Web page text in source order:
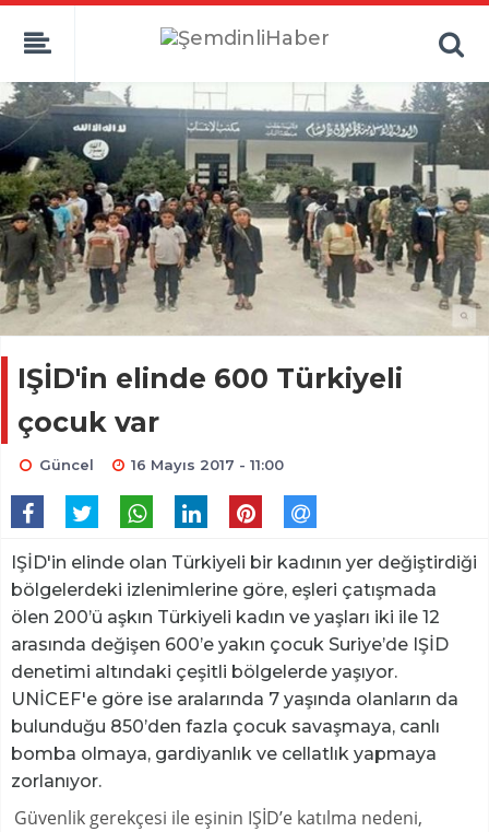
IŞİD'in elinde 600 Türkiyeli
çocuk var
Güncel 16 Mayıs 2017 - 11:00
IŞİD'in elinde olan Türkiyeli bir kadının yer değiştirdiği
bölgelerdeki izlenimlerine göre, eşleri çatışmada
ölen 200’ü aşkın Türkiyeli kadın ve yaşları iki ile 12
arasında değişen 600’e yakın çocuk Suriye’de IŞİD
denetimi altındaki çeşitli bölgelerde yaşıyor.
UNİCEF'e göre ise aralarında 7 yaşında olanların da
bulunduğu 850’den fazla çocuk savaşmaya, canlı
bomba olmaya, gardiyanlık ve cellatlık yapmaya
zorlanıyor.
Güvenlik gerekçesi ile eşinin IŞİD’e katılma nedeni,